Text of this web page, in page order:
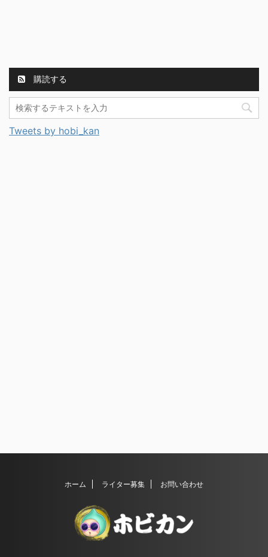
購読する
Tweets by hobi_kan
ホーム ライター募集 お問い合わせ